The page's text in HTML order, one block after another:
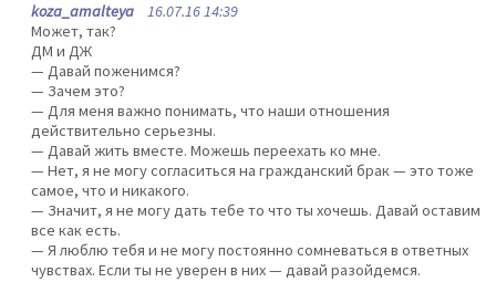
koza_amalteya 16.07.16 14:39
Может, так?
ДМ и ДЖ
— Давай поженимся?
— Зачем это?
— Для меня важно понимать, что наши отношения
действительно серьезны.
— Давай жить вместе. Можешь переехать ко мне.
— Нет, я не могу согласиться на гражданский брак — это тоже
самое, что и никакого.
— Значит, я не могу дать тебе то что ты хочешь. Давай оставим
все как есть.
— Я люблю тебя и не могу постоянно сомневаться в ответных
чувствах. Если ты не уверен в них — давай разойдемся.